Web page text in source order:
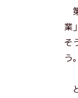
業
そ
う。